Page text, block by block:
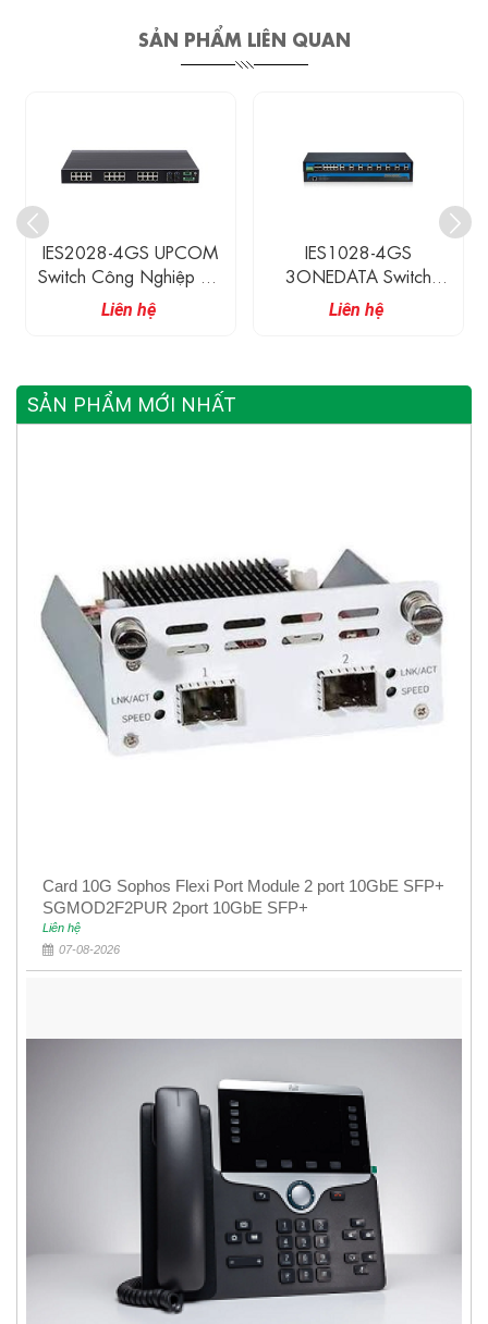
SẢN PHẨM LIÊN QUAN
IES2028-4GS UPCOM
Switch Công Nghiệp 24
Cổng Ethernet
10/100M + 4 Cổng
Liên hệ
IES1028-4GS
3ONEDATA Switch
Ethernet Công Nghiệp
Không Quản Lí 24 Cổng
Liên hệ
SẢN PHẨM MỚI NHẤT
Card 10G Sophos Flexi Port Module 2 port 10GbE SFP+
SGMOD2F2PUR 2port 10GbE SFP+
Liên hệ
07-08-2026